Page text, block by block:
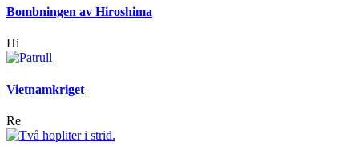
Bombningen av Hiroshima
Hi
Vietnamkriget
Re